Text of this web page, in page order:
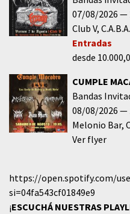
07/08/2026
Club V C.A.B.A.
Entradas
desde
CUMPLE
Bandas
08/08/2026
Melonio Bar
Ver flyer
https://open.spotify.com/
si=04fa543cf01849e9
¡ESCUCHÁ NUESTRAS